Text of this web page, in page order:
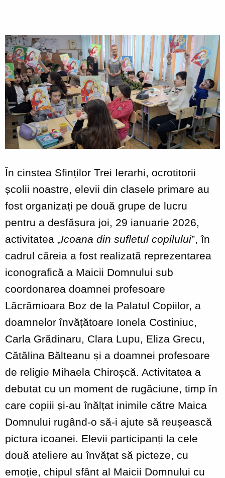
În cinstea Sfinților Trei Ierarhi, ocrotitorii
școlii noastre, elevii din clasele primare au
fost organizați pe două grupe de lucru
pentru a desfășura joi, 29 ianuarie 2026,
activitatea „Icoana din sufletul copilului”, în
cadrul căreia a fost realizată reprezentarea
iconografică a Maicii Domnului sub
coordonarea doamnei profesoare
Lăcrămioara Boz de la Palatul Copiilor, a
doamnelor învățătoare Ionela Costiniuc,
Carla Grădinaru, Clara Lupu, Eliza Grecu,
Cătălina Bălteanu și a doamnei profesoare
de religie Mihaela Chiroșcă. Activitatea a
debutat cu un moment de rugăciune, timp în
care copiii și-au înălțat inimile către Maica
Domnului rugând-o să-i ajute să reușească
pictura icoanei. Elevii participanți la cele
două ateliere au învățat să picteze, cu
emoție, chipul sfânt al Maicii Domnului cu